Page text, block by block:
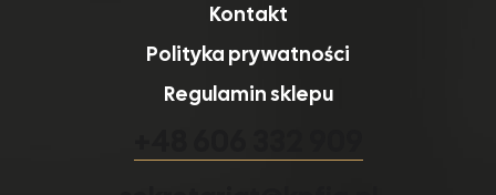
Kontakt
Polityka prywatności
Regulamin sklepu